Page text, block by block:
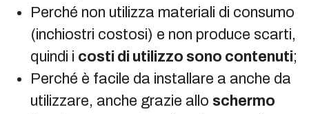
Perché non utilizza materiali di consumo
(inchiostri costosi) e non produce scarti,
quindi i costi di utilizzo sono contenuti;
Perché è facile da installare a anche da
utilizzare, anche grazie allo schermo